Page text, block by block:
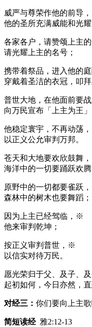
威严与尊荣作他的前导
他的圣所充满威能和光耀
各家各户，请赞颂上主
请光耀上主的名号；
携带着祭品，进入他的
穿戴着圣洁的衣冠，叩拜
普世大地，在他面前要
向万民宣布「上主为王」
他稳定寰宇，不再动荡
以正义公允审判万邦。
苍天和大地要欢欣鼓舞
海洋中的一切要踊跃欢腾
原野中的一切都要雀跃
森林中的树木也要舞蹈；
因为上主已经驾临，※
他来审判乾坤；
按正义审判普世，※
以信实对待万民。
愿光荣归于父、及子、
起初如何，今日亦然，直
对经三： 你们要向上主
简短读经雅2:12-13